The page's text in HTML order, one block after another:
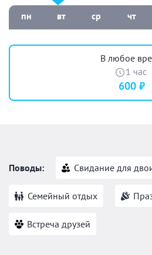
пн вт ср чт
В любое
1 час
600 ₽
Поводы: Свидание для
Семейный отдых
Встреча друзей